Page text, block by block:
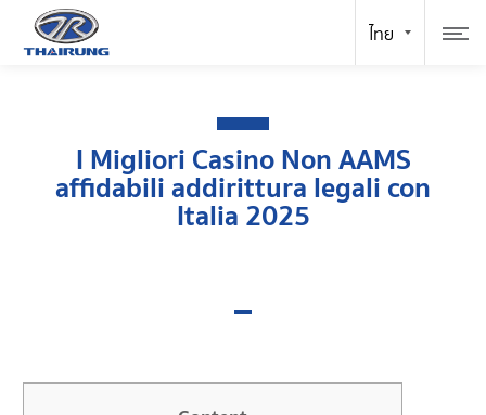
I Migliori Casino Non AAMS
affidabili addirittura legali con
Italia 2025